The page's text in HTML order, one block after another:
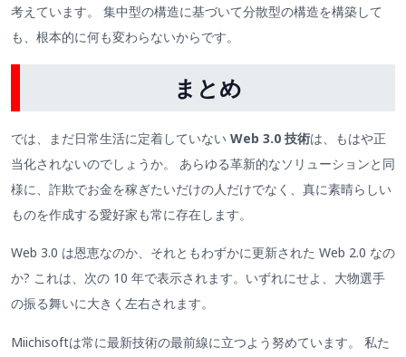
考えています。 集中型の構造に基づいて分散型の構造を構築して
も、根本的に何も変わらないからです。
まとめ
では、まだ日常生活に定着していない Web 3.0 技術は、もはや正
当化されないのでしょうか。 あらゆる革新的なソリューションと同
様に、詐欺でお金を稼ぎたいだけの人だけでなく、真に素晴らしい
ものを作成する愛好家も常に存在します。
Web 3.0 は恩恵なのか、それともわずかに更新された Web 2.0 なの
か? これは、次の 10 年で表示されます。いずれにせよ、大物選手
の振る舞いに大きく左右されます。
Miichisoftは常に最新技術の最前線に立つよう努めています。 私た